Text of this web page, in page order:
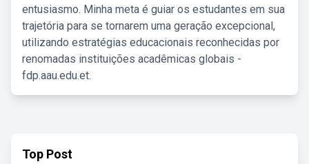
entusiasmo. Minha meta é guiar os estudantes em sua
trajetória para se tornarem uma geração excepcional,
utilizando estratégias educacionais reconhecidas por
renomadas instituições acadêmicas globais -
fdp.aau.edu.et.
Top Post